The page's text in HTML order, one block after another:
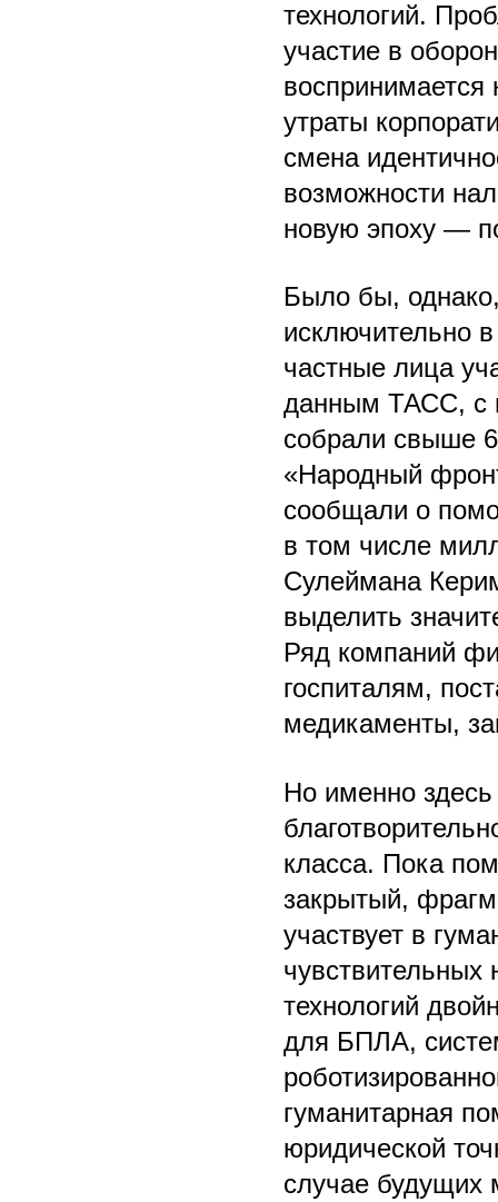
технологий.
участие в
воспринимается
утраты
смена
возможности
новую эпоху —
Было бы,
исключительно
частные лица
данным ТАСС, с
собрали свыше
«Народный
сообщали о
в том числе
Сулеймана
выделить
Ряд компаний
госпиталям,
медикаменты,
Но именно
класса. Пока
закрытый,
участвует в
технологий
для БПЛА,
гуманитарная
юридической
случае будущих